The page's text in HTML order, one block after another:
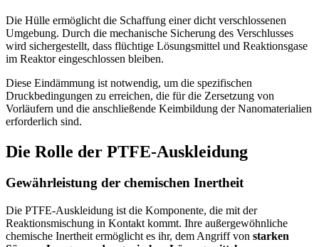
Die Hülle ermöglicht die Schaffung einer dicht verschlossenen
Umgebung. Durch die mechanische Sicherung des Verschlusses
wird sichergestellt, dass flüchtige Lösungsmittel und Reaktionsgase
im Reaktor eingeschlossen bleiben.
Diese Eindämmung ist notwendig, um die spezifischen
Druckbedingungen zu erreichen, die für die Zersetzung von
Vorläufern und die anschließende Keimbildung der Nanomaterialien
erforderlich sind.
Die Rolle der PTFE-Auskleidung
Gewährleistung der chemischen Inertheit
Die PTFE-Auskleidung ist die Komponente, die mit der
Reaktionsmischung in Kontakt kommt. Ihre außergewöhnliche
chemische Inertheit ermöglicht es ihr, dem Angriff von starken